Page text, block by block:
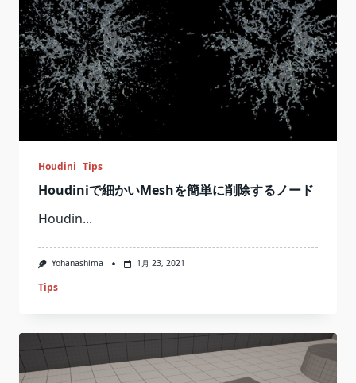
Houdini Tips
Houdiniで細かいMeshを簡単に削除するノード
Houdin...
Yohanashima 1月 23, 2021
Tips